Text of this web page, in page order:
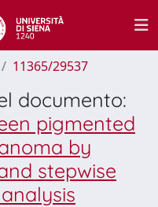
11365/29537
documento:
pigmented
by
stepwise